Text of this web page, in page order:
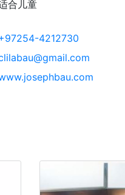
合儿童
4212730